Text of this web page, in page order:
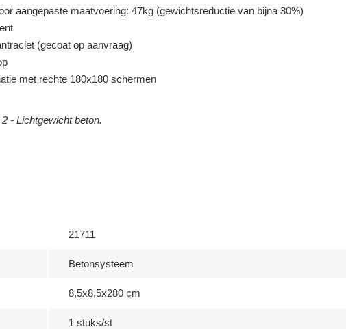
aangepaste maatvoering: 47kg (gewichtsreductie van bijna 30%)
(gecoat op aanvraag)
met rechte 180x180 schermen
- Lichtgewicht beton.
21711
Betonsysteem
8,5x8,5x280 cm
1 stuks/st